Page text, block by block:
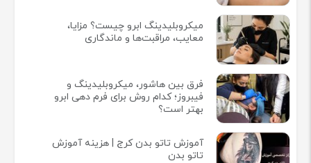
میکروبلیدینگ ابرو چیست؟ مزایا،
معایب، مراقبت‌ها و ماندگاری
فرق بین هاشور، میکروبلیدینگ و
فیبروز؛ کدام روش برای فرم دهی ابرو
بهتر است؟
آموزش تاتو بدن کرج | هزینه آموزش
تاتو بدن